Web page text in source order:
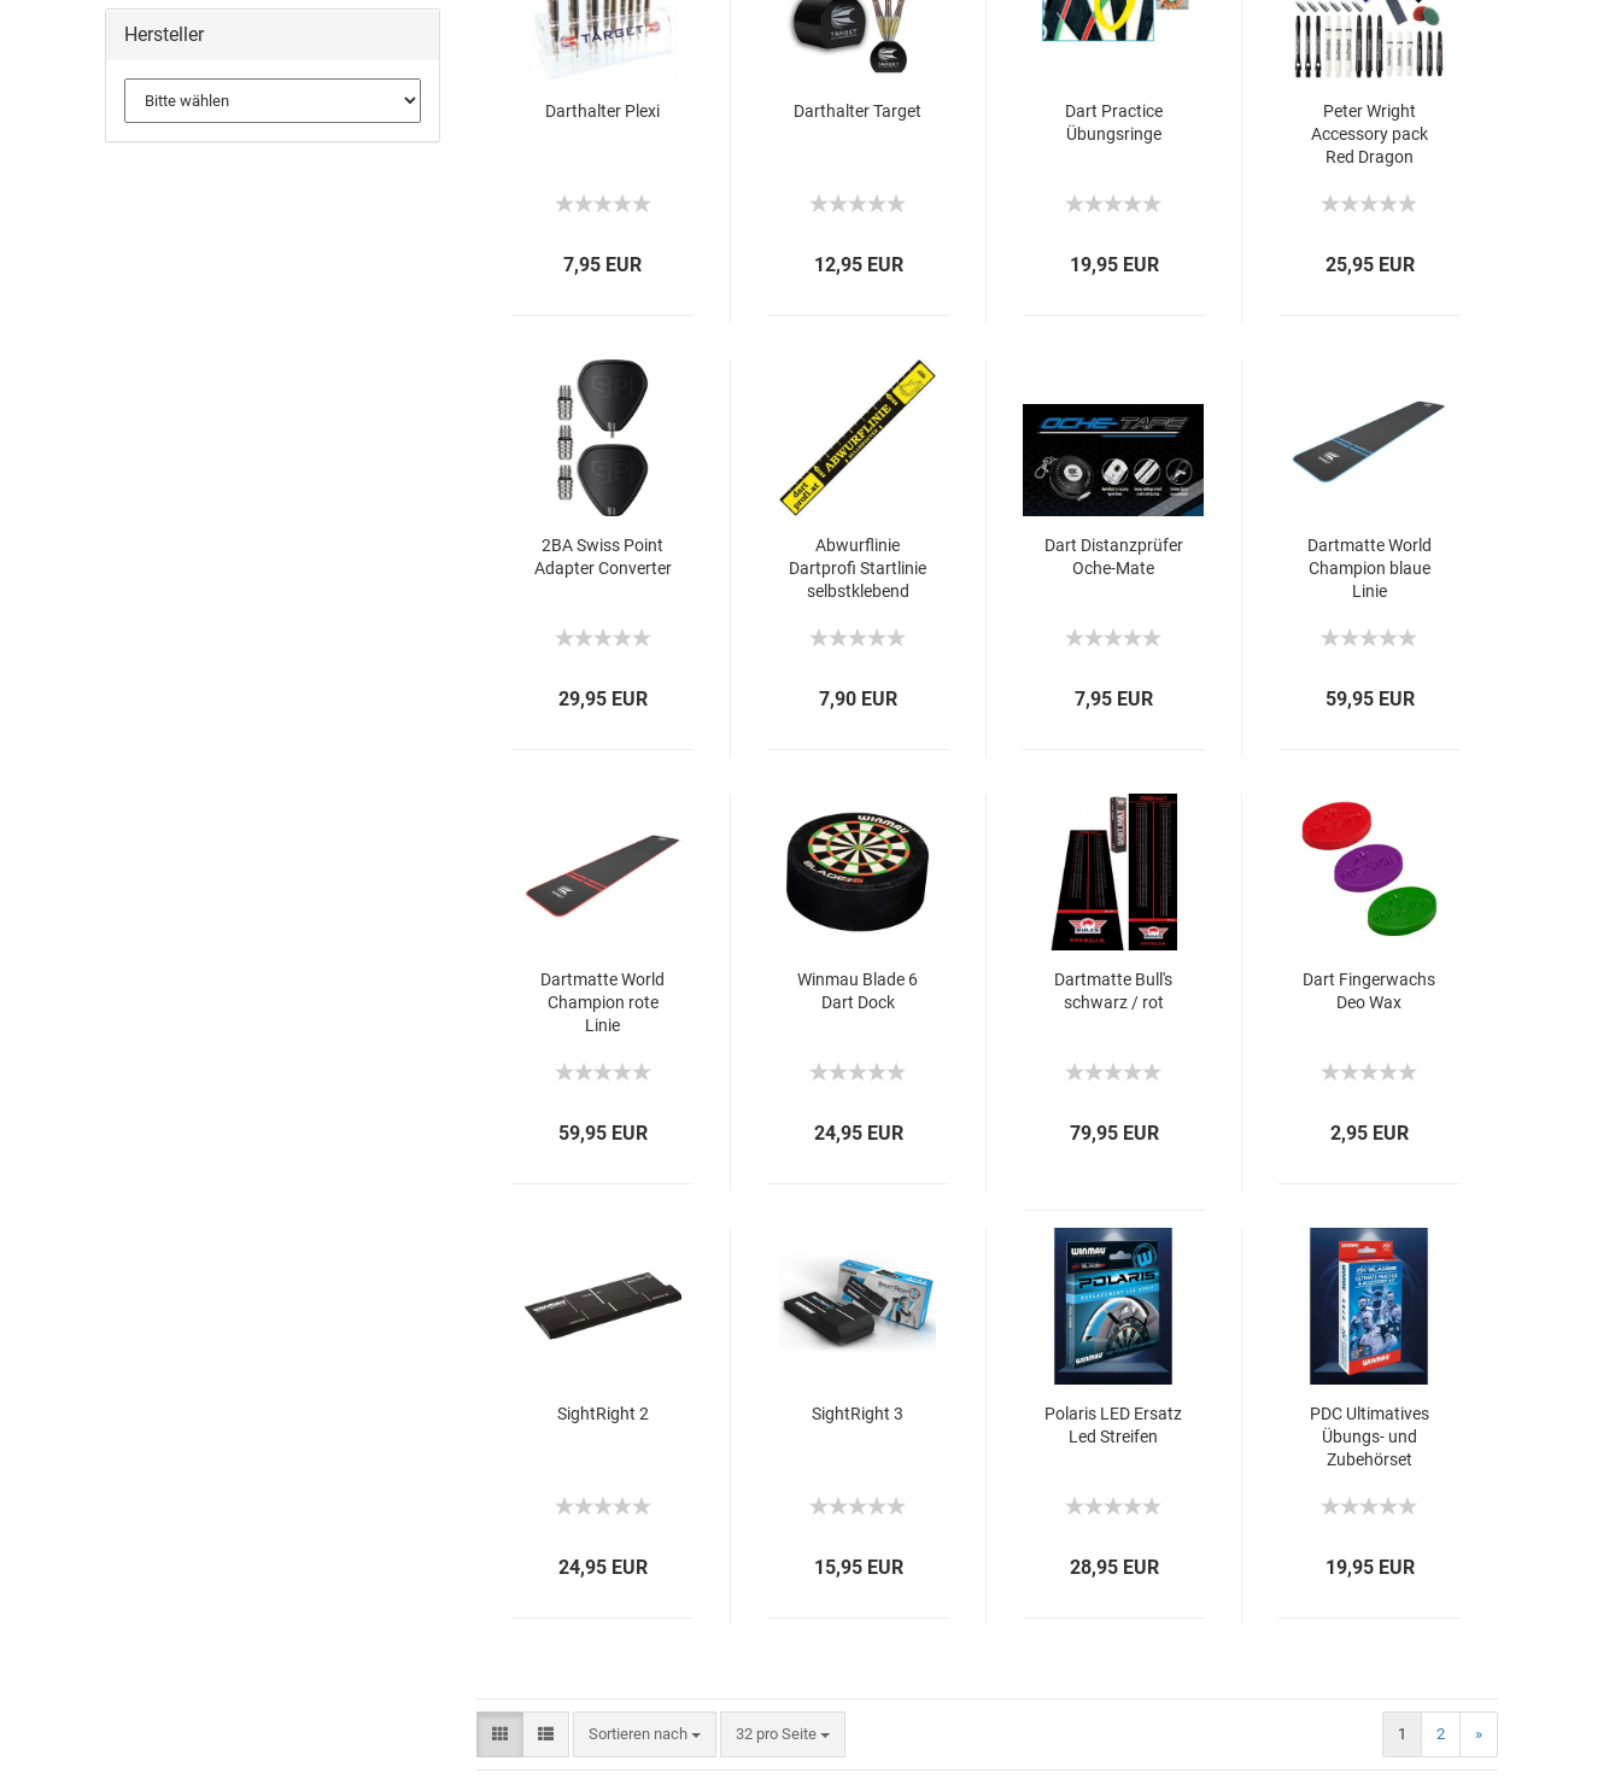
Darthalter Plexi
7,95 EUR
Darthalter Target
12,95 EUR
Dart Practice
Übungsringe
19,95 EUR
Peter Wright
Accessory pack
Red Dragon
25,95 EUR
2BA Swiss Point
Adapter Converter
29,95 EUR
Abwurflinie
Dartprofi Startlinie
selbstklebend
7,90 EUR
Dart Distanzprüfer
Oche-Mate
7,95 EUR
Dartmatte World
Champion blaue
Linie
59,95 EUR
Dartmatte World
Champion rote
Linie
59,95 EUR
Winmau Blade 6
Dart Dock
24,95 EUR
Dartmatte Bull's
schwarz / rot
79,95 EUR
Dart Fingerwachs
Deo Wax
2,95 EUR
SightRight 2
24,95 EUR
SightRight 3
15,95 EUR
Polaris LED Ersatz
Led Streifen
28,95 EUR
PDC Ultimatives
Übungs- und
Zubehörset
19,95 EUR
Sortieren nach 32 pro Seite 1 2 »
Hersteller